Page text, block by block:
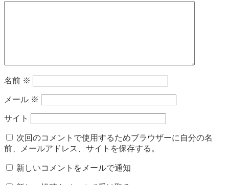
名前 ※
メール ※
サイト
次回のコメントで使用するためブラウザーに自分の名
前、メールアドレス、サイトを保存する。
新しいコメントをメールで通知